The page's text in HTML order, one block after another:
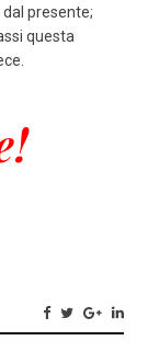
presente;
questa